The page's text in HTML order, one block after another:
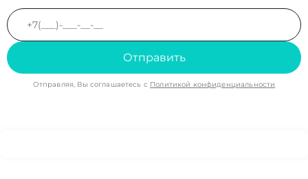
Отправить
Отправляя, Вы соглашаетесь с Политикой конфиденциальности